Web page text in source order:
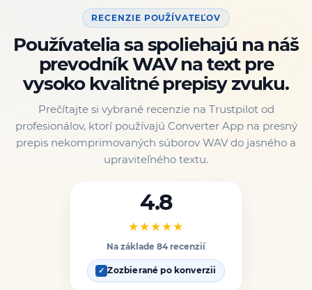
RECENZIE POUŽÍVATEĽOV
Používatelia sa spoliehajú na náš
prevodník WAV na text pre
vysoko kvalitné prepisy zvuku.
Prečítajte si vybrané recenzie na Trustpilot od
profesionálov, ktorí používajú Converter App na presný
prepis nekomprimovaných súborov WAV do jasného a
upraviteľného textu.
4.8
★★★★★
Na základe 84 recenzií
✓ Zozbierané po konverzii